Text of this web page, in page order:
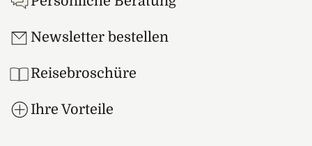
Newsletter bestellen
Reisebroschüre
Ihre Vorteile